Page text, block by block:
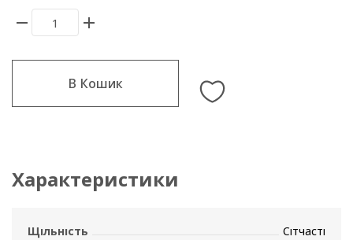
В Кошик
Характеристики
Щільність Сітчасті